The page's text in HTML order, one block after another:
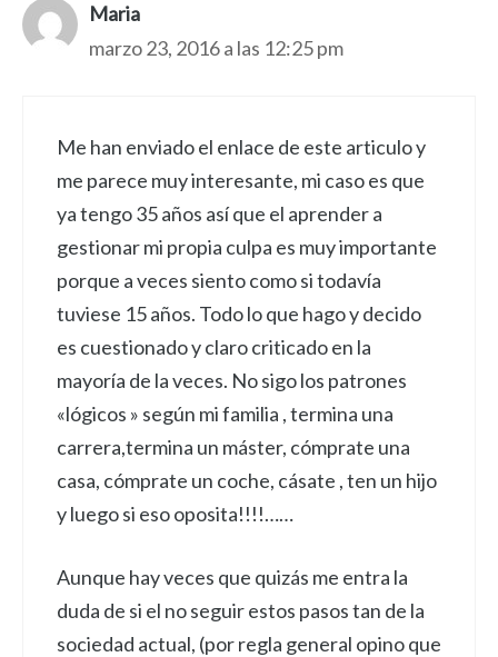
Maria
marzo 23, 2016 a las 12:25 pm
Me han enviado el enlace de este articulo y
me parece muy interesante, mi caso es que
ya tengo 35 años así que el aprender a
gestionar mi propia culpa es muy importante
porque a veces siento como si todavía
tuviese 15 años. Todo lo que hago y decido
es cuestionado y claro criticado en la
mayoría de la veces. No sigo los patrones
«lógicos » según mi familia , termina una
carrera,termina un máster, cómprate una
casa, cómprate un coche, cásate , ten un hijo
y luego si eso oposita!!!!……
Aunque hay veces que quizás me entra la
duda de si el no seguir estos pasos tan de la
sociedad actual, (por regla general opino que